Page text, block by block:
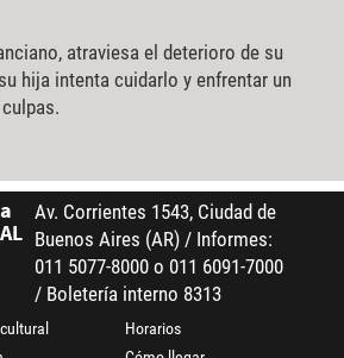
atraviesa el deterioro de su
hija intenta cuidarlo y enfrentar un
Av. Corrientes 1543, Ciudad de
Buenos Aires (AR) / Informes:
011 5077-8000 o 011 6091-7000
/ Boletería interno 8313
Horarios